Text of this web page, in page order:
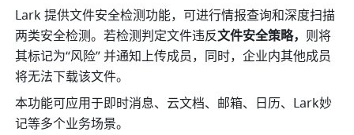
Lark 提供文件安全检测功能，可进行情报查询和深度扫描
两类安全检测。若检测判定文件违反文件安全策略， 则将
其标记为“风险” 并通知上传成员，同时，企业内其他成员
将无法下载该文件。
本功能可应用于即时消息、云文档、邮箱、日历、Lark妙
记等多个业务场景。